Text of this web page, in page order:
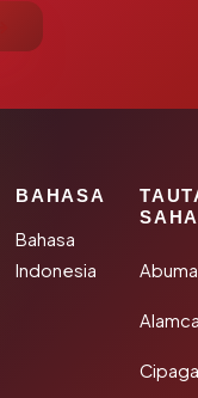
BAHASA
Bahasa
Indonesia